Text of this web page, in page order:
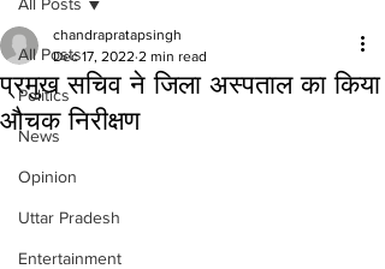
All Posts
Politics
News
Opinion
Uttar Pradesh
Entertainment
प्रमुख सचिव ने जिला अस्पताल का किया
औचक निरीक्षण
chandrapratapsingh
Dec 17, 2022 2 min read